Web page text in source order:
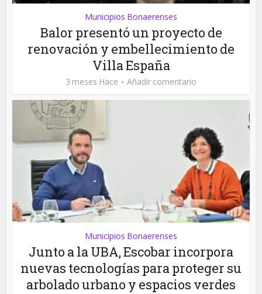
Municipios Bonaerenses
Balor presentó un proyecto de
renovación y embellecimiento de
Villa España
3 meses Hace Añadir comentario
Municipios Bonaerenses
Junto a la UBA, Escobar incorpora
nuevas tecnologías para proteger su
arbolado urbano y espacios verdes